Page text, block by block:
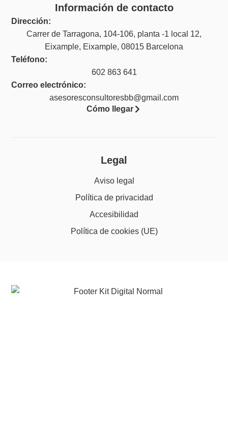
Información de contacto
Dirección:
Carrer de Tarragona, 104-106, planta -1 local 12,
Eixample, Eixample, 08015 Barcelona
Teléfono:
602 863 641
Correo electrónico:
asesoresconsultoresbb@gmail.com
Cómo llegar
Legal
Aviso legal
Política de privacidad
Accesibilidad
Política de cookies (UE)